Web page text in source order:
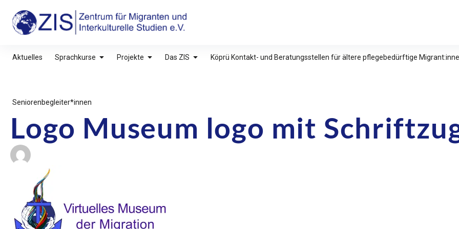
überspringen
ZIS – Zentrum für Migranten und Interkulturelle Studien e.V.
Aktuelles Sprachkurse Projekte Das ZIS Köprü Kontakt- und Beratungsstellen für ältere pflegebedürftige
Seniorenbegleiter*innen
Logo Museum logo mit
Beitragsnavigation